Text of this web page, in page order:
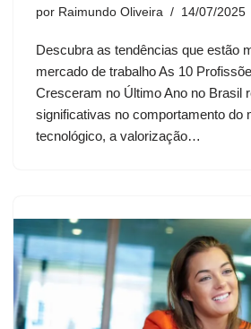
por Raimundo Oliveira 14/07/2025
Descubra as tendências que estão
mercado de trabalho As 10
Cresceram no Último Ano no Brasil
significativas no comportamento do
tecnológico, a valorização…